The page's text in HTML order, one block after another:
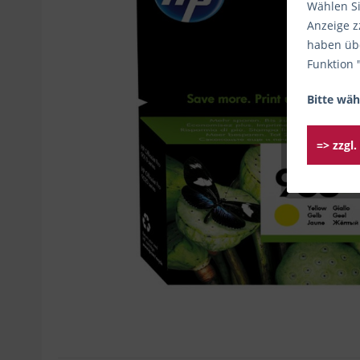
Wählen
Anzeige
haben
Funktion
Bitte
=>